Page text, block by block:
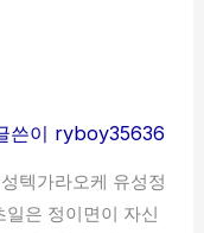
쓴이 ryboy35636
텍가라오케 유성정
일은 정이면이 자신